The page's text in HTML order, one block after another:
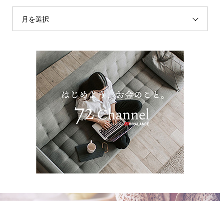
月を選択